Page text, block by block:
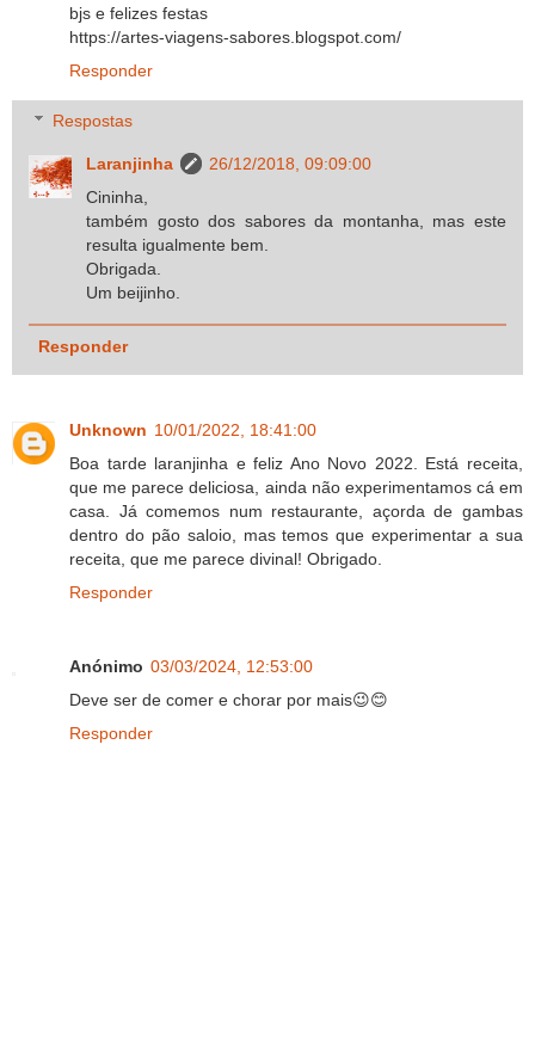
bjs e felizes festas
https://artes-viagens-sabores.blogspot.com/
Responder
Respostas
Laranjinha
26/12/2018, 09:09:00
Cininha,
também gosto dos sabores da montanha, mas este
resulta igualmente bem.
Obrigada.
Um beijinho.
Responder
Unknown 10/01/2022, 18:41:00
Boa tarde laranjinha e feliz Ano Novo 2022. Está receita,
que me parece deliciosa, ainda não experimentamos cá em
casa. Já comemos num restaurante, açorda de gambas
dentro do pão saloio, mas temos que experimentar a sua
receita, que me parece divinal! Obrigado.
Responder
Anónimo 03/03/2024, 12:53:00
Deve ser de comer e chorar por mais😉😊
Responder